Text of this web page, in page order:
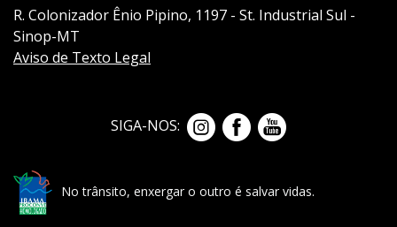
R. Colonizador Ênio Pipino, 1197 - St. Industrial Sul -
Sinop-MT
Aviso de Texto Legal
SIGA-NOS:
No trânsito, enxergar o outro é salvar vidas.